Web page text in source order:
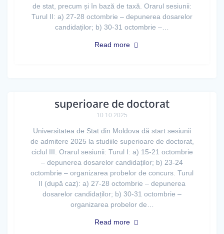
de stat, precum și în bază de taxă. Orarul sesiunii:
Turul II: a) 27-28 octombrie – depunerea dosarelor
candidaților; b) 30-31 octombrie –…
Read more
superioare de doctorat
10.10.2025
Universitatea de Stat din Moldova dă start sesiunii
de admitere 2025 la studiile superioare de doctorat,
ciclul III. Orarul sesiunii: Turul I: a) 15-21 octombrie
– depunerea dosarelor candidaților; b) 23-24
octombrie – organizarea probelor de concurs. Turul
II (după caz): a) 27-28 octombrie – depunerea
dosarelor candidaților; b) 30-31 octombrie –
organizarea probelor de…
Read more